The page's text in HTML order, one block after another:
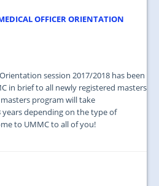
OFFICER ORIENTATION
session 2017/2018 has been
in brief to all newly registered masters
program will take
depending on the type of
to UMMC to all of you!